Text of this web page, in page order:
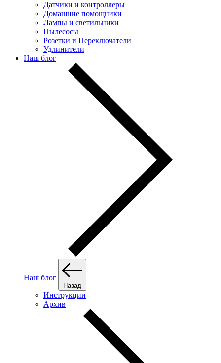
Датчики и контроллеры
Домашние помощники
Лампы и светильники
Пылесосы
Розетки и Переключатели
Удлинители
Наш блог
Наш блог
Назад
Инструкции
Архив